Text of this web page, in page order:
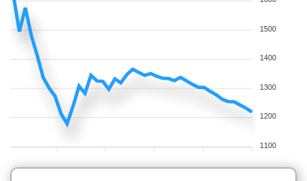
1500
1400
1300
1200
1100